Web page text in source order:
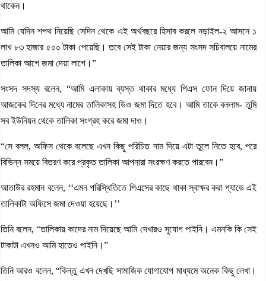
থাকেন।
আমি যেদিন শপথ নিয়েছি সেদিন থেকে এই অর্থবছরে হিসাব করলে নড়াইল-২ আসনে ১
লাখ ৮৩ হাজার ৫০০ টাকা পেয়েছি। তবে সেই টাকা নেয়ার জন্য সংসদ সচিবালয়ে নামের
তালিকা আগে জমা দেয়া লাগে।”
সংসদ সদস্য বলেন, “আমি এলাকায় ব্যস্ত থাকার মধ্যে পিএস ফোন দিয়ে জানায়
আজকের দিনের মধ্যে নামের তালিকাসহ ডিও জমা দিতে হবে। আমি তাকে বললাম- তুমি
সব ইউনিয়ন থেকে তালিকা সংগ্রহ করে জমা দাও।
“সে বলল, অফিস থেকে বলেছে এখন কিছু পরিচিত নাম দিয়ে এটা তুলে নিতে হবে, পরে
বিভিন্ন সময়ে বিতরণ করে প্রকৃত তালিকা আপনারা সংরক্ষণ করতে পারবেন।”
আতাউর রহমান বলেন, ‘‘এমন পরিস্থিতিতে পিএসের কাছে থাকা স্বাক্ষর করা প্যাডে এই
তালিকাটা অফিসে জমা দেওয়া হয়েছে।’’
তিনি বলেন, “তালিকায় কাদের নাম দিয়েছে আমি দেখারও সুযোগ পাইনি। এমনকি কি সেই
টাকাটা এখনও আমি হাতেও পাইনি।”
তিনি আরও বলেন, “কিন্তু এখন দেখছি সামাজিক যোগাযোগ মাধ্যমে অনেক কিছু লেখা।